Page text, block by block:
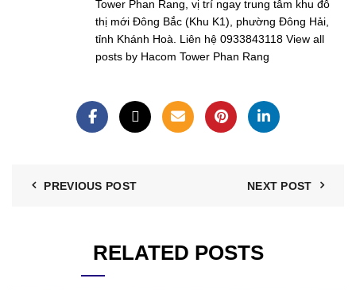
Tower Phan Rang, vị trí ngay trung tâm khu đô
thị mới Đông Bắc (Khu K1), phường Đông Hải,
tỉnh Khánh Hoà. Liên hệ 0933843118 View all
posts by Hacom Tower Phan Rang
PREVIOUS POST NEXT POST
RELATED POSTS